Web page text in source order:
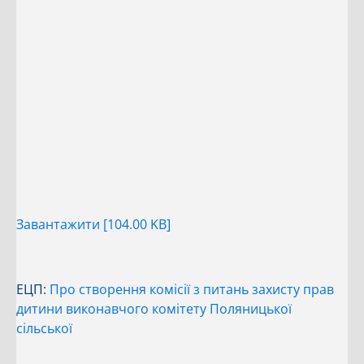
Завантажити [104.00 KB]
ЕЦП: Про створення комісії з питань захисту прав
дитини виконавчого комітету Поляницької
сільської